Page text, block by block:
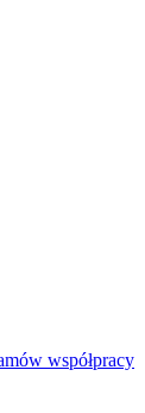
współpracy